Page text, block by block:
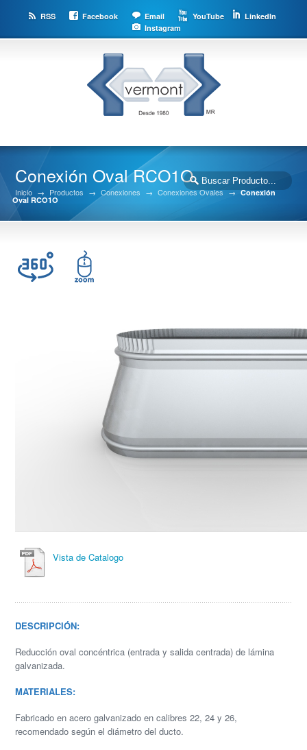
RSS Facebook Email YouTube
LinkedIn
Instagram
Conexión Oval RCO1O
Inicio → Productos → Conexiones → Conexiones Ovales → Conexión
Oval RCO1O
Vista de Catalogo
DESCRIPCIÓN:
Reducción oval concéntrica (entrada y salida centrada) de lámina
galvanizada.
MATERIALES:
Fabricado en acero galvanizado en calibres 22, 24 y 26,
recomendado según el diámetro del ducto.